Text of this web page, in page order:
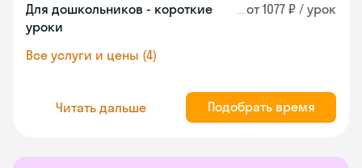
Для дошкольников - короткие
уроки
от 1077 ₽ / урок
Все услуги и цены (4)
Читать дальше Подобрать время